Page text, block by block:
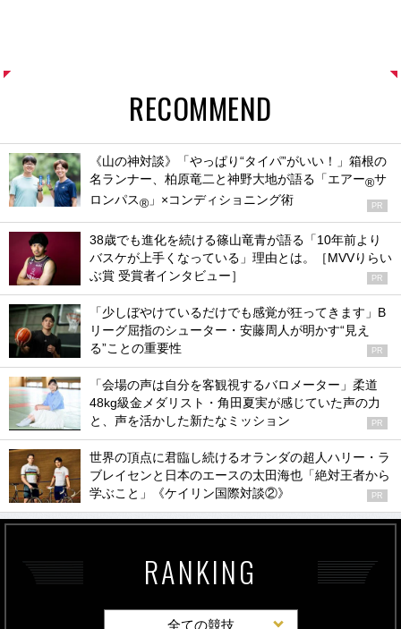
RECOMMEND
《山の神対談》「やっぱり“タイパ”がいい！」箱根の
名ランナー、柏原竜二と神野大地が語る「エアー®サ
ロンパス® 」×コンディショニング術 PR
38歳でも進化を続ける篠山竜青が語る「10年前より
バスケが上手くなっている」理由とは。［MVVりらい
ぶ賞 受賞者インタビュー］
PR
「少しぼやけているだけでも感覚が狂ってきます」B
リーグ屈指のシューター・安藤周人が明かす“見え
る”ことの重要性
PR
「会場の声は自分を客観視するバロメーター」柔道
48kg級金メダリスト・角田夏実が感じていた声の力
と、声を活かした新たなミッション
PR
世界の頂点に君臨し続けるオランダの超人ハリー・ラ
ブレイセンと日本のエースの太田海也「絶対王者から
学ぶこと」《ケイリン国際対談②》
PR
RANKING
全ての競技